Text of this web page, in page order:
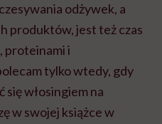
odżywek, a
produktów, jest też czas
proteinami i
tylko wtedy, gdy
się włosingiem na
w swojej książce w